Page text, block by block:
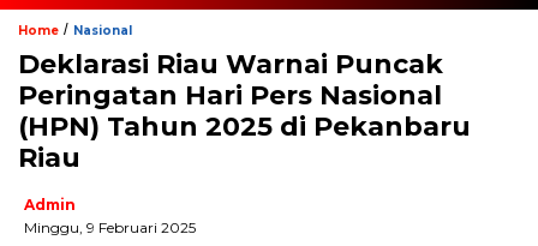
Home / Nasional
Deklarasi Riau Warnai Puncak
Peringatan Hari Pers Nasional
(HPN) Tahun 2025 di Pekanbaru
Riau
Admin
Minggu, 9 Februari 2025